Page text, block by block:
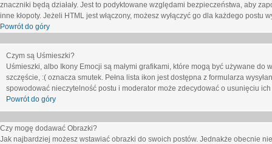
znaczniki będą działały. Jest to podyktowane względami bezpieczeństwa, aby
inne kłopoty. Jeżeli HTML jest włączony, możesz wyłączyć go dla każdego
Powrót do góry
Czym są Uśmieszki?
Uśmieszki, albo Ikony Emocji są małymi grafikami, które mogą być używane
szczęście, :( oznacza smutek. Pełna lista ikon jest dostępna z formularza
spowodować nieczytelność postu i moderator może zdecydować o usunięciu ich
Powrót do góry
Czy mogę dodawać Obrazki?
Jak najbardziej możesz wstawiać obrazki do swoich postów. Jednakże obecnie